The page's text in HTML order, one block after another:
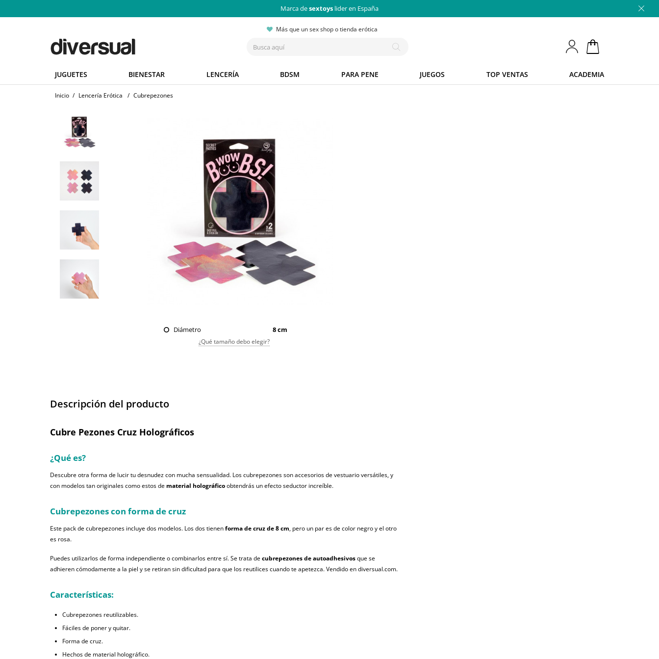
Marca desextoys lider en España
Más que un sex shop o tienda erótica
JUGUETES BIENESTAR LENCERÍA BDSM PARA PENE JUEGOS TOP VENTAS ACADEMIA
Inicio / Lencería Erótica / Cubrepezones
Diámetro 8 cm
¿Qué tamaño debo elegir?
Descripción del producto
Cubre Pezones Cruz Holográficos
¿Qué es?
Descubre otra forma de lucir tu desnudez con mucha sensualidad. Los cubrepezones son accesorios de vestuario versátiles, y
con modelos tan originales como estos de material holográficoobtendrás un efecto seductor increíble.
Cubrepezones con forma de cruz
Este pack de cubrepezones incluye dos modelos. Los dos tienenforma de cruz de 8 cm, pero un par es de color negro y el otro
es rosa.
Puedes utilizarlos de forma independiente o combinarlos entre sí. Se trata decubrepezones de autoadhesivosque se
adhieren cómodamente a la piel y se retiran sin dificultad para que los reutilices cuando te apetezca. Vendido en diversual.com.
Características:
Cubrepezones reutilizables.
Fáciles de poner y quitar.
Forma de cruz.
Hechos de material holográfico.